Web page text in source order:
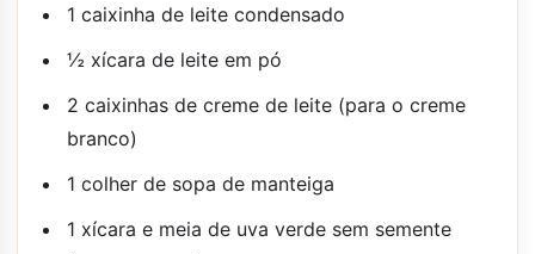
1 caixinha de leite condensado
½ xícara de leite em pó
2 caixinhas de creme de leite (para o creme
branco)
1 colher de sopa de manteiga
1 xícara e meia de uva verde sem semente